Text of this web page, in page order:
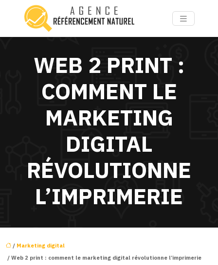
WEB 2 PRINT :
COMMENT LE
MARKETING
DIGITAL
RÉVOLUTIONNE
L’IMPRIMERIE
/ Marketing digital
/ Web 2 print : comment le marketing digital révolutionne l’imprimerie